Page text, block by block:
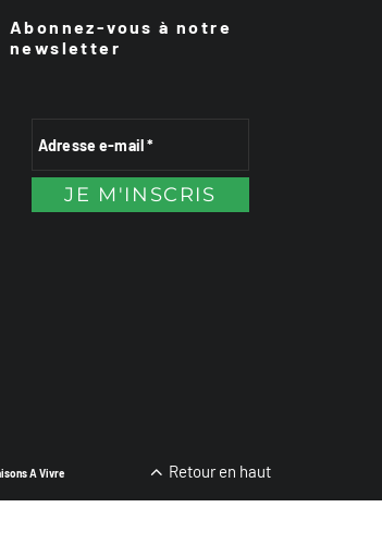
Abonnez-vous à notre
newsletter
A Vivre Retour en haut